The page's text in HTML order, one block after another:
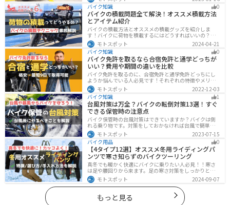
は、個性的なデザインと高い走行性能が魅力です。この
記事を読めば、ストリートファイターバイクの魅力がわ
かります。
バイク知識
0
バイクの積載問題全て解決！オススメ積載方法
とアイテム紹介
バイクの積載方法とオススメの積載グッズを紹介しま
す！バイクに荷物を積載するにはどうすればいいの？と
いう疑問はこれで解決！通勤や日帰りツーリング、キャ
ンプツーリングなど用途別にオススメの積載方法を解説
します！オススメの積載アイテムも紹介するので、バイ
クの積載に悩んでいる方は参考にしてください。
モトスポット
2024-04-21
バイク知識
0
バイク免許を取るなら合宿免許と通学どっちが
いい？費用や期間の違いを比較
バイク免許を取るのに、合宿免許と通学免許どっちにし
ようか悩んでいる人必見です！それぞれの特徴やメリッ
トデメリットをまとめました。早く安く免許取得したい
なら合宿免許、他人と関わらず取りたいなら通学免許が
オススメです。自分に合った免許取得方法を選んでくだ
さいね。
モトスポット
2022-12-03
バイク知識
1
台風対策は万全？バイクの転倒対策13選！すぐ
できる保管時の注意点
バイク保管時の台風対策はできていますか？バイクは倒
れる乗り物です。対策をしておかなければ台風で簡単に
倒れてしまいます。大切な愛車に傷がつく前にしっかり
と対策しておきましょう。初心者でも簡単にできる台風
対策を紹介します。台風後にやるべきこともまとめてあ
るので、参考にしてください。
モトスポット
2023-07-15
バイク用品
0
【4タイプ12選】オススメ冬用ライディングパ
ンツで寒さ知らずのバイクツーリング
真冬でも暖かく快適にバイクに乗りたい人必見！！寒さ
は足や腰回りから来ます。足の寒さ対策をしっかりとす
ることで、体全体の寒さを防ぎ快適なバイクツーリング
を楽しむことができます。この記事では、4つのタイプ別
に真冬でも使えるライディングパンツを12選紹介しま
モトスポット 2024-09-07
もっと見る